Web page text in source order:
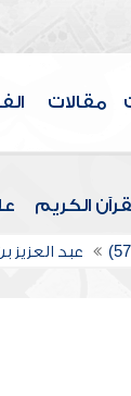
مقالات
الكريم
عبد العزيز